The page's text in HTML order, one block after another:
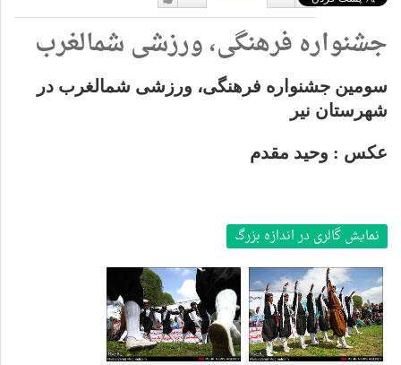
دوست
دارم
دوست
نداشتن
جشنواره فرهنگی، ورزشی شمالغرب
سومین جشنواره فرهنگی، ورزشی شمالغرب در
شهرستان نیر
عکس : وحید مقدم
نمایش گالری در اندازه بزرگ